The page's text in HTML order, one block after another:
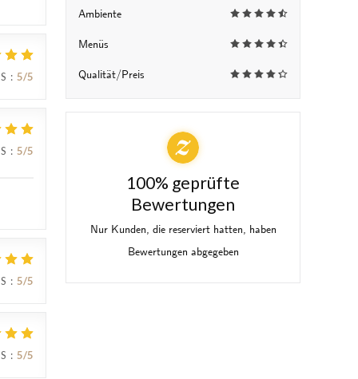
: 5/5
: 5/5
: 5/5
: 5/5
Ambiente
Menüs
Qualität/Preis
100% geprüfte
Bewertungen
Nur Kunden, die reserviert hatten, haben
Bewertungen abgegeben